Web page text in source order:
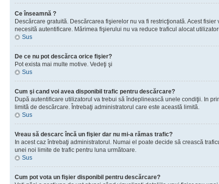
Ce înseamnă ?
Descărcare gratuită. Descărcarea fişierelor nu va fi restricţionată. Acest
necesită autentificare. Mărimea fişierului nu va reduce traficul alocat
Sus
De ce nu pot descărca orice fişier?
Pot exista mai multe motive. Vedeţi şi
Sus
Cum şi cand voi avea disponibil trafic pentru descărcare?
După autentificare utilizatorul va trebui să îndeplinească unele condiţii. In
limită de descărcare. Întrebaţi administratorul care este această limită.
Sus
Vreau să descarc încă un fişier dar nu mi-a rămas trafic?
In acest caz întrebaţi administratorul. Numai el poate decide să crească
unei noi limite de trafic pentru luna următoare.
Sus
Cum pot vota un fişier disponibil pentru descărcare?